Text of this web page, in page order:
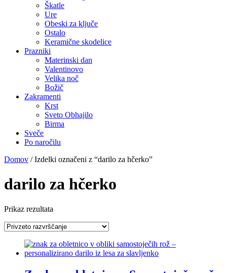
Škatle
Ure
Obeski za ključe
Ostalo
Keramične skodelice
Prazniki
Materinski dan
Valentinovo
Velika noč
Božič
Zakramenti
Krst
Sveto Obhajilo
Birma
Sveče
Po naročilu
Domov / Izdelki označeni z “darilo za hčerko”
darilo za hčerko
Prikaz rezultata